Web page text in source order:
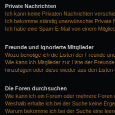
Private Nachrichten
Ich kann keine Privaten Nachrichten
Ich bekomme ständig unerwünschte Private
Ich habe eine Spam-E-Mail von einem
Freunde und ignorierte Mitglieder
Wozu benötige ich die Listen der Freunde
Wie kann ich Mitglieder zur Liste der
hinzufügen oder diese wieder aus den Listen
Die Foren durchsuchen
Wie kann ich ein Forum oder mehrere Foren
Weshalb erhalte ich bei der Suche keine
Warum bekomme ich bei der Suche eine